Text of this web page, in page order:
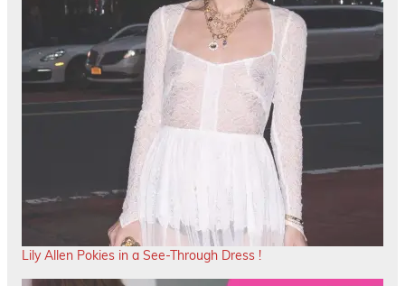
Lily Allen Pokies in a See-Through Dress !